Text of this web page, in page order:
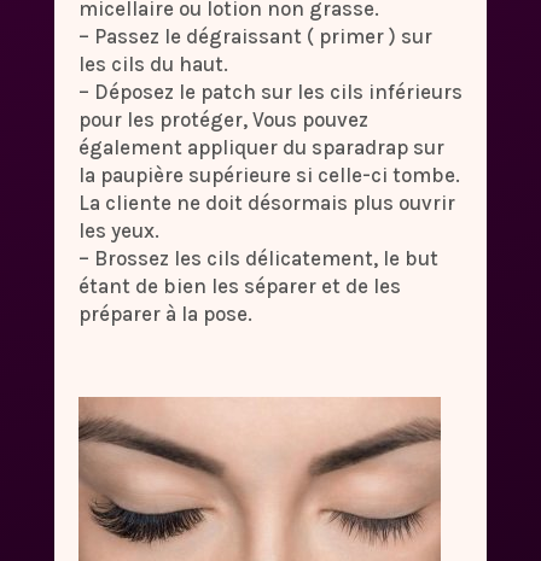
micellaire ou lotion non grasse.
– Passez le dégraissant ( primer ) sur
les cils du haut.
– Déposez le patch sur les cils inférieurs
pour les protéger, Vous pouvez
également appliquer du sparadrap sur
la paupière supérieure si celle-ci tombe.
La cliente ne doit désormais plus ouvrir
les yeux.
– Brossez les cils délicatement, le but
étant de bien les séparer et de les
préparer à la pose.